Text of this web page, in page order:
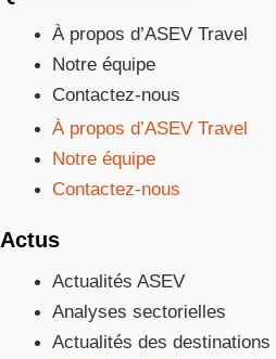
À propos d’ASEV Travel
Notre équipe
Contactez-nous
À propos d’ASEV Travel
Notre équipe
Contactez-nous
Actus
Actualités ASEV
Analyses sectorielles
Actualités des destinations